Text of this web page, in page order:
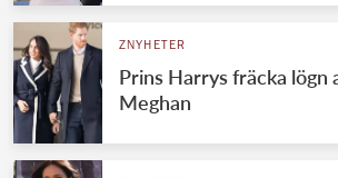
VÄRLDENS
Svenska kungahuset
Brittiska kungahuset
REDAKTION
ZNYHETER
Prins Harrys fräcka lögn
Meghan